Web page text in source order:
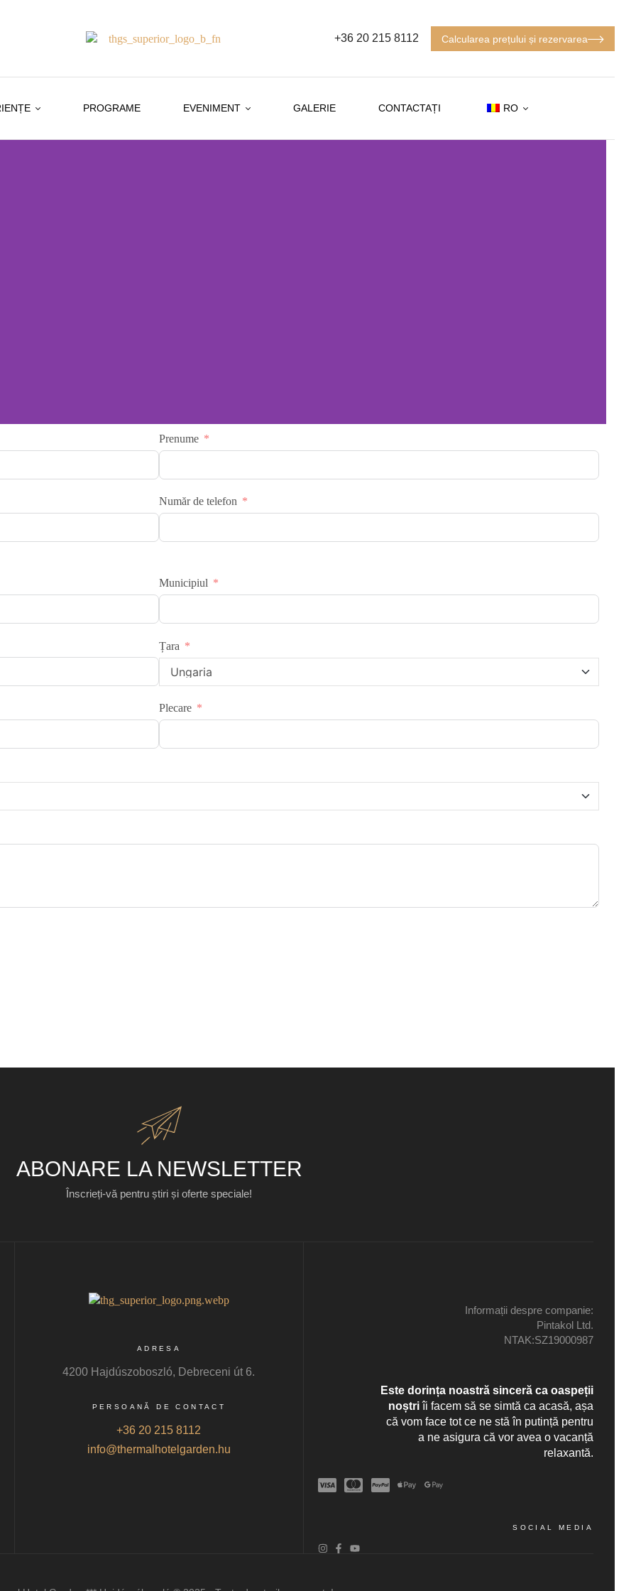
+36 20 215 8112 Calcularea prețului și rezervarea
PROGRAME EVENIMENT GALERIE CONTACTAȚI RO
Prenume
Număr de telefon
Municipiul
Țara
Plecare
ABONARE LA NEWSLETTER
Înscrieți-vă pentru știri și oferte speciale!
ADRESA
4200 Hajdúszoboszló, Debreceni út 6.
PERSOANĂ DE CONTACT
+36 20 215 8112
info@thermalhotelgarden.hu
Informații despre companie:
Pintakol Ltd.
NTAK:SZ19000987
Este dorința noastră sinceră ca oaspeții
noștriîi facem să se simtă ca acasă, așa
că vom face tot ce ne stă în putință pentru
a ne asigura că vor avea o vacanță
relaxantă.
SOCIAL MEDIA